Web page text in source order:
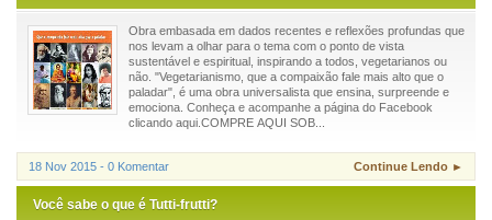
Obra embasada em dados recentes e reflexões profundas que
nos levam a olhar para o tema com o ponto de vista
sustentável e espiritual, inspirando a todos, vegetarianos ou
não. "Vegetarianismo, que a compaixão fale mais alto que o
paladar", é uma obra universalista que ensina, surpreende e
emociona. Conheça e acompanhe a página do Facebook
clicando aqui.COMPRE AQUI SOB...
18 Nov 2015 - 0 Komentar Continue Lendo ►
Você sabe o que é Tutti-frutti?